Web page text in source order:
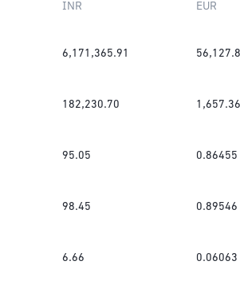
INR EUR
6,171,365.91
182,230.70 1,657.36
95.05 0.86455
98.45 0.89546
6.66 0.06063